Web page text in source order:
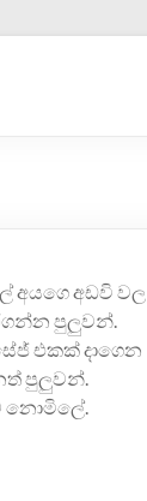
අයගෙ අඩවි වල
පුලුවන්.
එකක් දාගෙන
පුලුවන්.
නොමිලේ.